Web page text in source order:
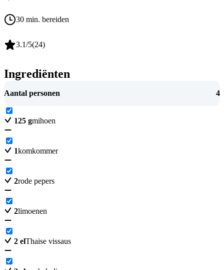
30 min. bereiden
3.1/5(24)
Ingrediënten
Aantal personen 4
125 gmihoen
1komkommer
2rode pepers
2limoenen
2 elThaise vissaus